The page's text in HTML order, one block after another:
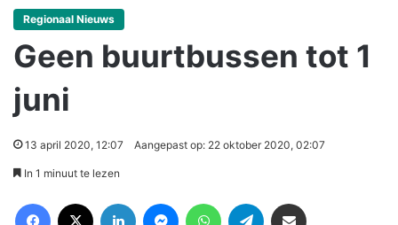
Regionaal Nieuws
Geen buurtbussen tot 1
juni
13 april 2020, 12:07 Aangepast op: 22 oktober 2020, 02:07
In 1 minuut te lezen